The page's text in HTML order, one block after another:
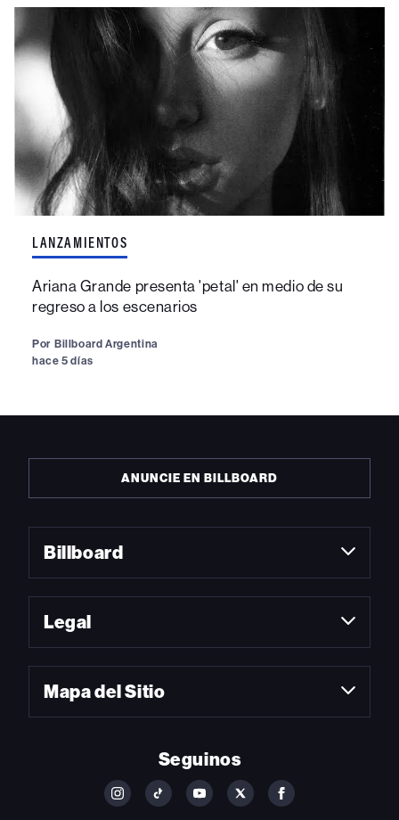
LANZAMIENTOS
Ariana Grande presenta 'petal' en medio de su
regreso a los escenarios
Por Billboard Argentina
hace 5 días
ANUNCIE EN BILLBOARD
Billboard
Legal
Mapa del Sitio
Seguinos
FOLLOWFOLLOWFOLLOWFOLLOWFOLLOW